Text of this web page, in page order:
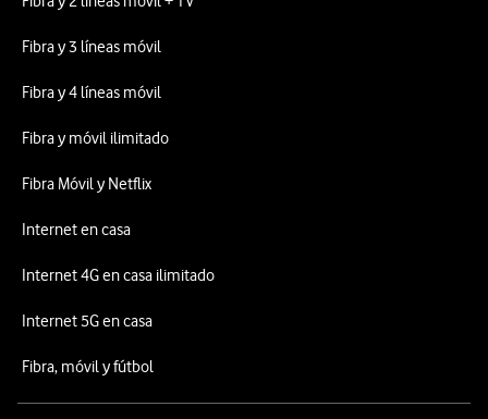
Fibra y 3 líneas móvil
Fibra y 4 líneas móvil
Fibra y móvil ilimitado
Fibra Móvil y Netflix
Internet en casa
Internet 4G en casa ilimitado
Internet 5G en casa
Fibra, móvil y fútbol